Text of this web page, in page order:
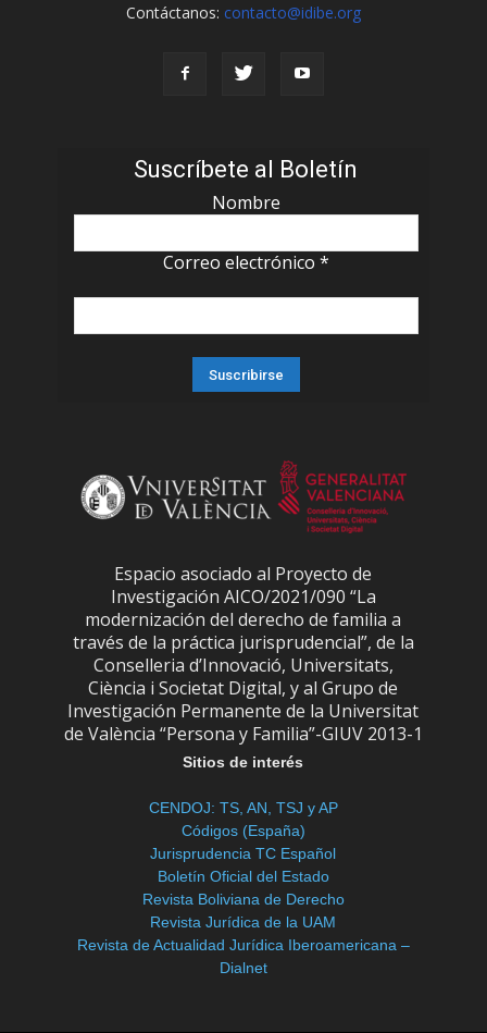
Contáctanos: contacto@idibe.org
Suscríbete al Boletín
Nombre
Correo electrónico *
Espacio asociado al Proyecto de
Investigación AICO/2021/090 “La
modernización del derecho de familia a
través de la práctica jurisprudencial”, de la
Conselleria d’Innovació, Universitats,
Ciència i Societat Digital, y al Grupo de
Investigación Permanente de la Universitat
de València “Persona y Familia”-GIUV 2013-1
Sitios de interés
CENDOJ: TS, AN, TSJ y AP
Códigos (España)
Jurisprudencia TC Español
Boletín Oficial del Estado
Revista Boliviana de Derecho
Revista Jurídica de la UAM
Revista de Actualidad Jurídica Iberoamericana –
Dialnet